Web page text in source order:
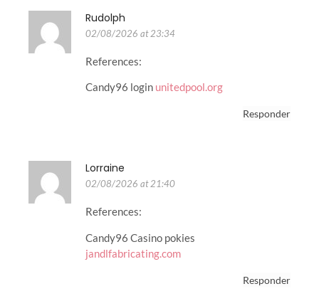
Rudolph
02/08/2026 at 23:34
References:
Candy96 login unitedpool.org
Responder
Lorraine
02/08/2026 at 21:40
References:
Candy96 Casino pokies
jandlfabricating.com
Responder